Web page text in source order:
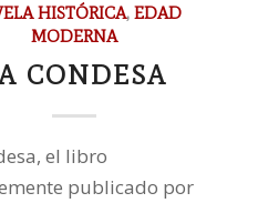
HISTÓRICA,EDAD
MODERNA
CONDESA
el libro
publicado por